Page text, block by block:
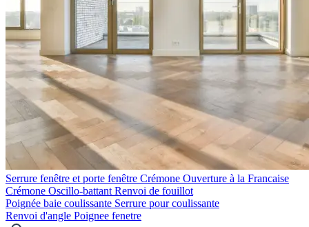
Serrure fenêtre et porte fenêtre Crémone Ouverture à la Francaise
Crémone Oscillo-battant Renvoi de fouillot
Poignée baie coulissante Serrure pour coulissante
Renvoi d'angle Poignee fenetre